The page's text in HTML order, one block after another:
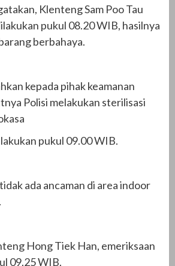
Klenteng Sam Poo Tau
pukul 08.20 WIB, hasilnya
berbahaya.
kepada pihak keamanan
Polisi melakukan sterilisasi
pukul 09.00 WIB.
ada ancaman di area indoor
Hong Tiek Han, emeriksaan
09.25 WIB.